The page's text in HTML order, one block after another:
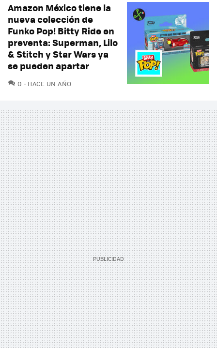
Amazon México tiene la
nueva colección de
Funko Pop! Bitty Ride en
preventa: Superman, Lilo
& Stitch y Star Wars ya
se pueden apartar
0 COMENTARIOS
HACE UN AÑO